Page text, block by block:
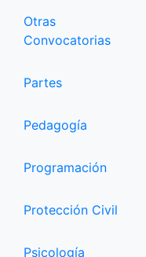
Otras
Convocatorias
Partes
Pedagogía
Programación
Protección Civil
Psicología